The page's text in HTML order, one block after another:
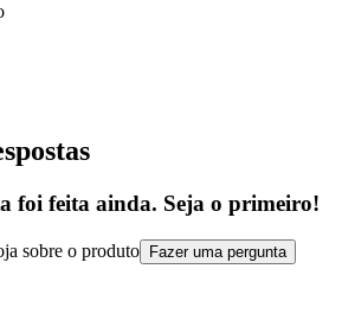
foi feita ainda. Seja o primeiro!
sobre o produto Fazer uma pergunta